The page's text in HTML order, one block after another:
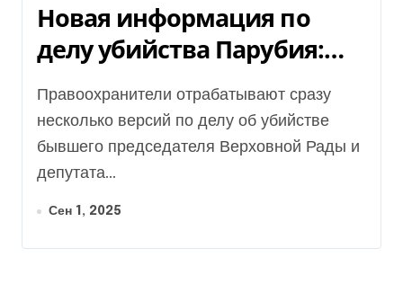
Новая информация по
делу убийства Парубия:
следствие проверяет
ключевые следы
Правоохранители отрабатывают сразу
несколько версий по делу об убийстве
бывшего председателя Верховной Рады и
депутата...
Сен 1, 2025